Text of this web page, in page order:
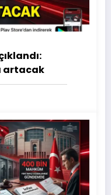
artacak